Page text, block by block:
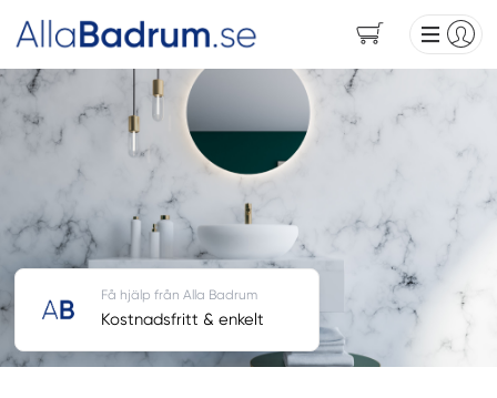
Få hjälp från Alla Badrum
Kostnadsfritt & enkelt